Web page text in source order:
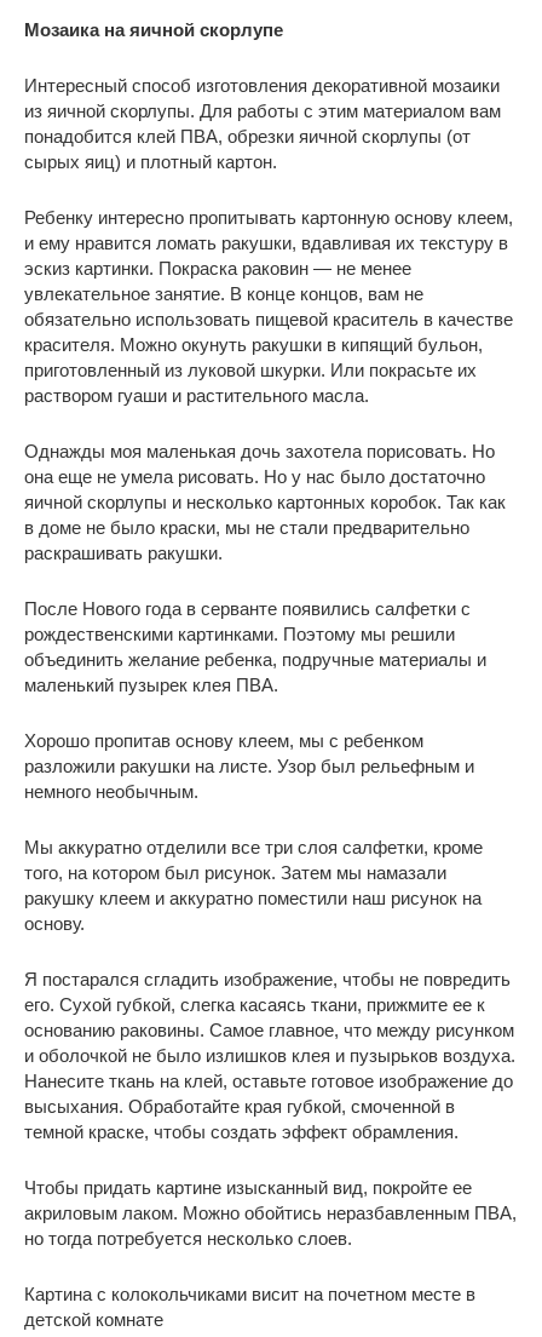
Мозаика на яичной скорлупе
Интересный способ изготовления декоративной мозаики
из яичной скорлупы. Для работы с этим материалом вам
понадобится клей ПВА, обрезки яичной скорлупы (от
сырых яиц) и плотный картон.
Ребенку интересно пропитывать картонную основу клеем,
и ему нравится ломать ракушки, вдавливая их текстуру в
эскиз картинки. Покраска раковин — не менее
увлекательное занятие. В конце концов, вам не
обязательно использовать пищевой краситель в качестве
красителя. Можно окунуть ракушки в кипящий бульон,
приготовленный из луковой шкурки. Или покрасьте их
раствором гуаши и растительного масла.
Однажды моя маленькая дочь захотела порисовать. Но
она еще не умела рисовать. Но у нас было достаточно
яичной скорлупы и несколько картонных коробок. Так как
в доме не было краски, мы не стали предварительно
раскрашивать ракушки.
После Нового года в серванте появились салфетки с
рождественскими картинками. Поэтому мы решили
объединить желание ребенка, подручные материалы и
маленький пузырек клея ПВА.
Хорошо пропитав основу клеем, мы с ребенком
разложили ракушки на листе. Узор был рельефным и
немного необычным.
Мы аккуратно отделили все три слоя салфетки, кроме
того, на котором был рисунок. Затем мы намазали
ракушку клеем и аккуратно поместили наш рисунок на
основу.
Я постарался сгладить изображение, чтобы не повредить
его. Сухой губкой, слегка касаясь ткани, прижмите ее к
основанию раковины. Самое главное, что между рисунком
и оболочкой не было излишков клея и пузырьков воздуха.
Нанесите ткань на клей, оставьте готовое изображение до
высыхания. Обработайте края губкой, смоченной в
темной краске, чтобы создать эффект обрамления.
Чтобы придать картине изысканный вид, покройте ее
акриловым лаком. Можно обойтись неразбавленным ПВА,
но тогда потребуется несколько слоев.
Картина с колокольчиками висит на почетном месте в
детской комнате